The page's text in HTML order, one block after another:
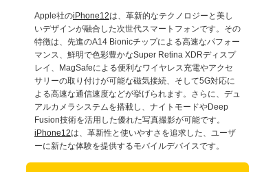
Apple社のiPhone12は、革新的なテクノロジーと美し
いデザインが融合した次世代スマートフォンです。その
特徴は、先進のA14 Bionicチップによる高速なパフォー
マンス、鮮明で色彩豊かなSuper Retina XDRディスプ
レイ、MagSafeによる便利なワイヤレス充電やアクセ
サリーの取り付けが可能な磁気接続、そして5G対応に
よる高速な通信速度などが挙げられます。さらに、デュ
アルカメラシステムを搭載し、ナイトモードやDeep
Fusion技術を活用した優れた写真撮影が可能です。
iPhone12は、革新性と使いやすさを追求した、ユーザ
ーに新たな体験を提供するモバイルデバイスです。